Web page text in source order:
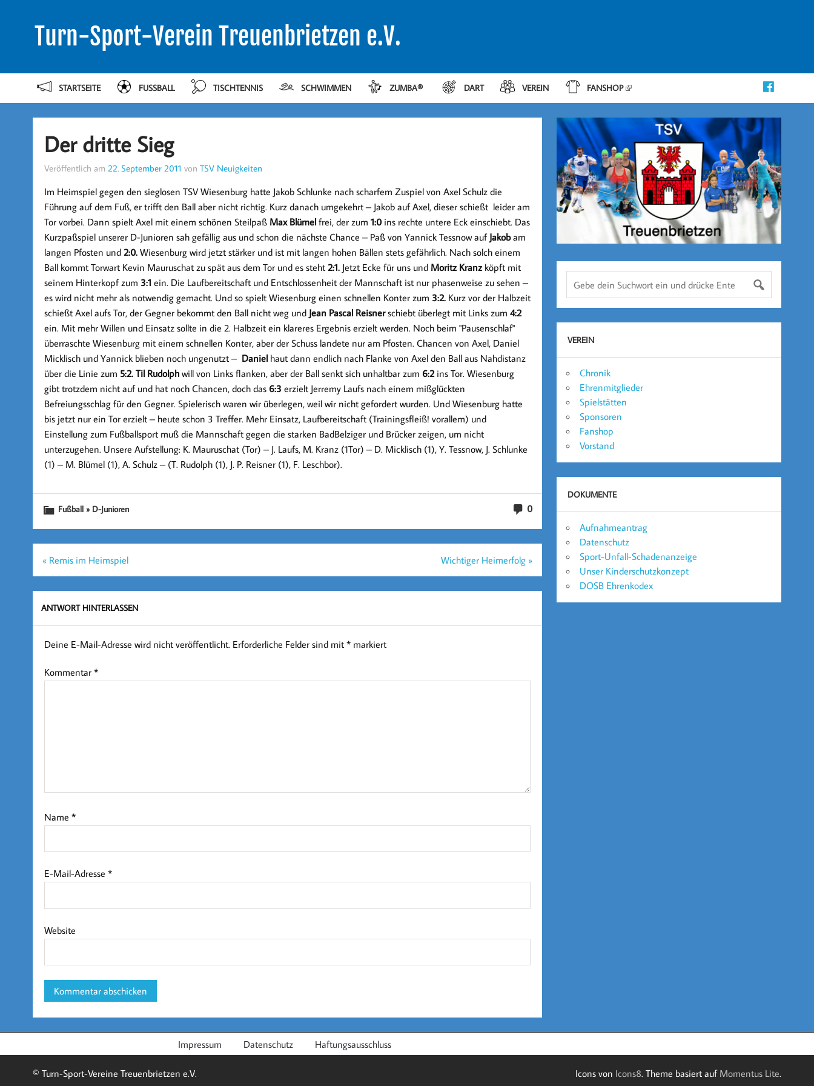
Turn-Sport-Verein Treuenbrietzen e.V.
STARTSEITE FUSSBALL TISCHTENNIS SCHWIMMEN ZUMBA® DART VEREIN FANSHOP
Der dritte Sieg
Veröffentlich am 22. September 2011 von TSV Neuigkeiten
Im Heimspiel gegen den sieglosen TSV Wiesenburg hatte Jakob Schlunke nach scharfem Zuspiel von Axel Schulz die
Führung auf dem Fuß, er trifft den Ball aber nicht richtig. Kurz danach umgekehrt – Jakob auf Axel, dieser schießt leider am
Tor vorbei. Dann spielt Axel mit einem schönen Steilpaß Max Blümelfrei, der zum 1:0 ins rechte untere Eck einschiebt. Das
Kurzpaßspiel unserer D-Junioren sah gefällig aus und schon die nächste Chance – Paß von Yannick Tessnow auf Jakobam
langen Pfosten und 2:0. Wiesenburg wird jetzt stärker und ist mit langen hohen Bällen stets gefährlich. Nach solch einem
Ball kommt Torwart Kevin Mauruschat zu spät aus dem Tor und es steht 2:1. Jetzt Ecke für uns und Moritz Kranz köpft mit
seinem Hinterkopf zum 3:1 ein. Die Laufbereitschaft und Entschlossenheit der Mannschaft ist nur phasenweise zu sehen –
es wird nicht mehr als notwendig gemacht. Und so spielt Wiesenburg einen schnellen Konter zum 3:2. Kurz vor der Halbzeit
schießt Axel aufs Tor, der Gegner bekommt den Ball nicht weg und Jean Pascal Reisnerschiebt überlegt mit Links zum 4:2
ein. Mit mehr Willen und Einsatz sollte in die 2. Halbzeit ein klareres Ergebnis erzielt werden. Noch beim "Pausenschlaf"
überraschte Wiesenburg mit einem schnellen Konter, aber der Schuss landete nur am Pfosten. Chancen von Axel, Daniel
Micklisch und Yannick blieben noch ungenutzt – Danielhaut dann endlich nach Flanke von Axel den Ball aus Nahdistanz
über die Linie zum 5:2. Til Rudolph will von Links flanken, aber der Ball senkt sich unhaltbar zum 6:2 ins Tor. Wiesenburg
gibt trotzdem nicht auf und hat noch Chancen, doch das 6:3 erzielt Jerremy Laufs nach einem mißglückten
Befreiungsschlag für den Gegner. Spielerisch waren wir überlegen, weil wir nicht gefordert wurden. Und Wiesenburg hatte
bis jetzt nur ein Tor erzielt – heute schon 3 Treffer. Mehr Einsatz, Laufbereitschaft (Trainingsfleiß! vorallem) und
Einstellung zum Fußballsport muß die Mannschaft gegen die starken BadBelziger und Brücker zeigen, um nicht
unterzugehen. Unsere Aufstellung: K. Mauruschat (Tor) – J. Laufs, M. Kranz (1Tor) – D. Micklisch (1), Y. Tessnow, J. Schlunke
(1) – M. Blümel (1), A. Schulz – (T. Rudolph (1), J. P. Reisner (1), F. Leschbor).
0
Fußball » D-Junioren
Beitragsnavigation
« Remis im Heimspiel Wichtiger Heimerfolg »
ANTWORT HINTERLASSEN
Deine E-Mail-Adresse wird nicht veröffentlicht. Erforderliche Felder sind mit *markiert
Kommentar *
Name *
E-Mail-Adresse *
Website
VEREIN
Chronik
Ehrenmitglieder
Spielstätten
Sponsoren
Fanshop
Vorstand
DOKUMENTE
Aufnahmeantrag
Datenschutz
Sport-Unfall-Schadenanzeige
Unser Kinderschutzkonzept
DOSB Ehrenkodex
Impressum Datenschutz Haftungsausschluss
© Turn-Sport-Vereine Treuenbrietzen e.V. Icons von Icons8. Theme basiert auf Momentus Lite.